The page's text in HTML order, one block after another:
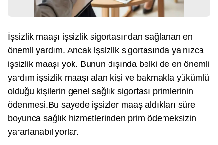
İşsizlik maaşı işsizlik sigortasından sağlanan en
önemli yardım. Ancak işsizlik sigortasında yalnızca
işsizlik maaşı yok. Bunun dışında belki de en önemli
yardım işsizlik maaşı alan kişi ve bakmakla yükümlü
olduğu kişilerin genel sağlık sigortası primlerinin
ödenmesi.Bu sayede işsizler maaş aldıkları süre
boyunca sağlık hizmetlerinden prim ödemeksizin
yararlanabiliyorlar.